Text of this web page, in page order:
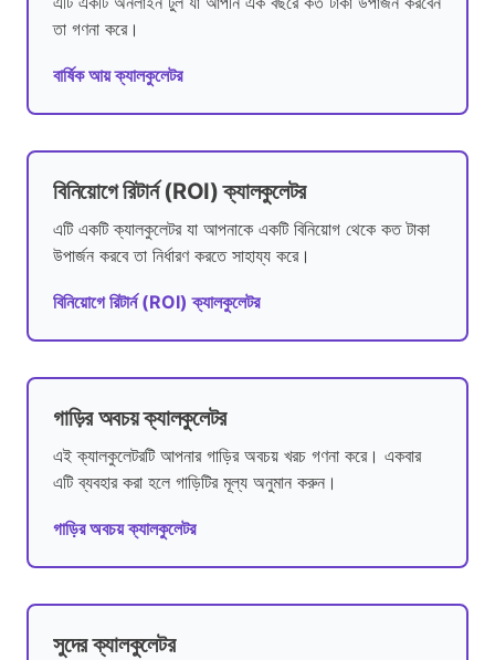
তা গণনা করে।
বার্ষিক আয় ক্যালকুলেটর
বিনিয়োগে রিটার্ন (ROI) ক্যালকুলেটর
এটি একটি ক্যালকুলেটর যা আপনাকে একটি বিনিয়োগ থেকে কত টাকা
উপার্জন করবে তা নির্ধারণ করতে সাহায্য করে।
বিনিয়োগে রিটার্ন (ROI) ক্যালকুলেটর
গাড়ির অবচয় ক্যালকুলেটর
এই ক্যালকুলেটরটি আপনার গাড়ির অবচয় খরচ গণনা করে। একবার
এটি ব্যবহার করা হলে গাড়িটির মূল্য অনুমান করুন।
গাড়ির অবচয় ক্যালকুলেটর
সুদের ক্যালকুলেটর